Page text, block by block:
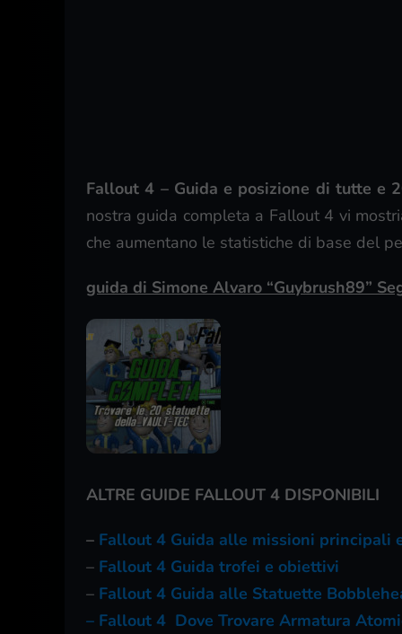
Fallout 4 – Guida e posizione di tutte e
nostra guida completa a Fallout 4 vi
che aumentano le statistiche di base del
guida di Simone Alvaro “Guybrush89”
ALTRE GUIDE FALLOUT 4 DISPONIBILI
– Fallout 4 Guida alle missioni principali
– Fallout 4 Guida trofei e obiettivi
– Fallout 4 Guida alle Statuette
– Fallout 4 Dove Trovare Armatura